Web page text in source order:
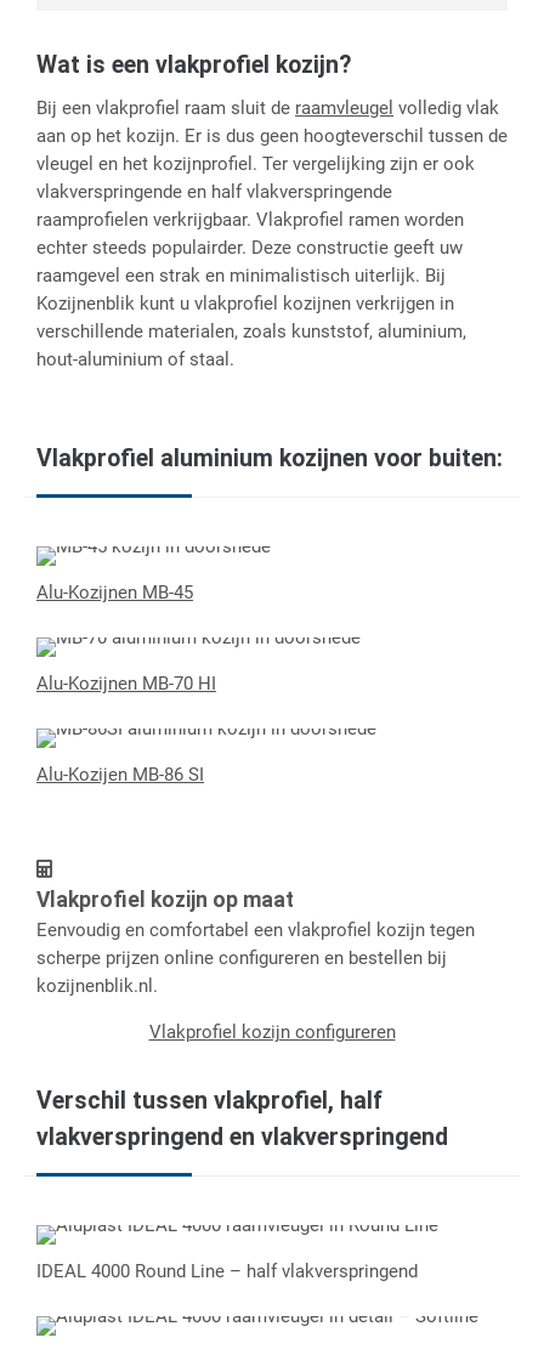
Wat is een vlakprofiel kozijn?
Bij een vlakprofiel raam sluit de raamvleugel volledig vlak
aan op het kozijn. Er is dus geen hoogteverschil tussen de
vleugel en het kozijnprofiel. Ter vergelijking zijn er ook
vlakverspringende en half vlakverspringende
raamprofielen verkrijgbaar. Vlakprofiel ramen worden
echter steeds populairder. Deze constructie geeft uw
raamgevel een strak en minimalistisch uiterlijk. Bij
Kozijnenblik kunt u vlakprofiel kozijnen verkrijgen in
verschillende materialen, zoals kunststof, aluminium,
hout-aluminium of staal.
Vlakprofiel aluminium kozijnen voor buiten:
Alu-Kozijnen MB-45
Alu-Kozijnen MB-70 HI
Alu-Kozijen MB-86 SI
Vlakprofiel kozijn op maat
Eenvoudig en comfortabel een vlakprofiel kozijn tegen
scherpe prijzen online configureren en bestellen bij
kozijnenblik.nl.
Vlakprofiel kozijn configureren
Verschil tussen vlakprofiel, half
vlakverspringend en vlakverspringend
IDEAL 4000 Round Line – half vlakverspringend